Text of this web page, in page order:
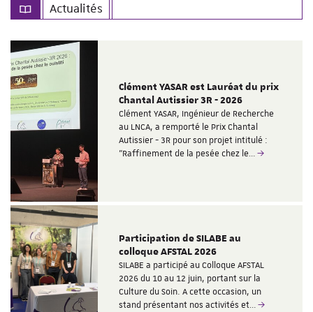
Actualités
Clément YASAR est Lauréat du prix
Chantal Autissier 3R - 2026
Clément YASAR, Ingénieur de Recherche
au LNCA, a remporté le Prix Chantal
Autissier - 3R pour son projet intitulé :
"Raffinement de la pesée chez le…
Participation de SILABE au
colloque AFSTAL 2026
SILABE a participé au Colloque AFSTAL
2026 du 10 au 12 juin, portant sur la
Culture du Soin. A cette occasion, un
stand présentant nos activités et…